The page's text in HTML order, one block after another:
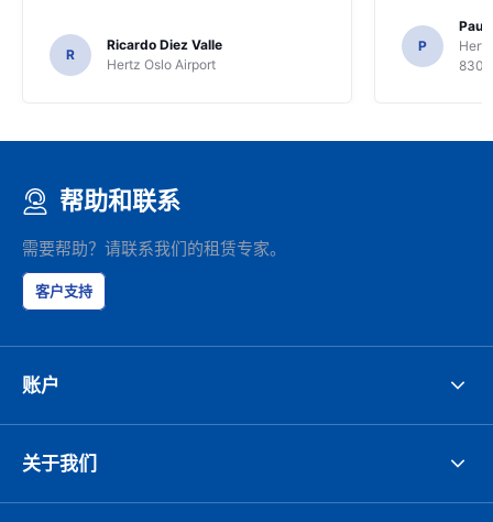
R
Ricardo Diez Valle
Hertz Oslo Airport
P
Paul
8300
帮助和联系
需要帮助？请联系我们的租赁专家。
客户支持
账户
关于我们